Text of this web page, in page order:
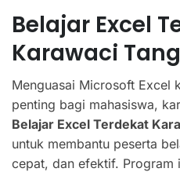
Belajar Excel
Karawaci
Menguasai Microsoft Excel
penting bagi mahasiswa,
Belajar Excel Terdekat
untuk membantu peserta
cepat, dan efektif. Program